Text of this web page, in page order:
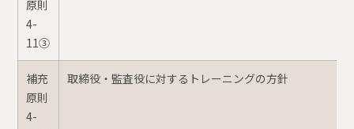
原則
4-
11③
補充
原則
4-
取締役・監査役に対するトレーニングの方針